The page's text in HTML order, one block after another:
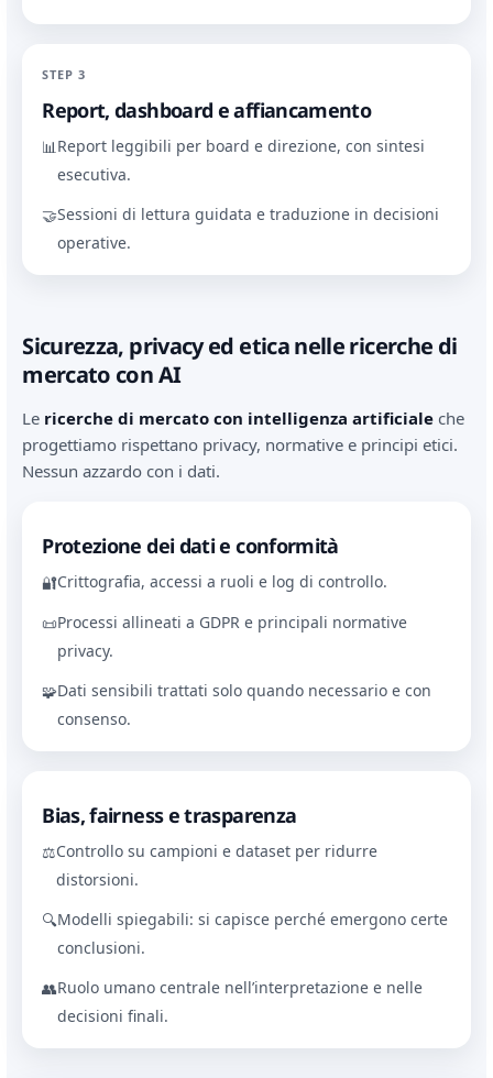
STEP 3
Report, dashboard e affiancamento
📊Report leggibili per board e direzione, con sintesi
esecutiva.
🤝Sessioni di lettura guidata e traduzione in decisioni
operative.
Sicurezza, privacy ed etica nelle ricerche di
mercato con AI
Le ricerche di mercato con intelligenza artificiale che
progettiamo rispettano privacy, normative e principi etici.
Nessun azzardo con i dati.
Protezione dei dati e conformità
🔐Crittografia, accessi a ruoli e log di controllo.
📜Processi allineati a GDPR e principali normative
privacy.
🧩Dati sensibili trattati solo quando necessario e con
consenso.
Bias, fairness e trasparenza
⚖️Controllo su campioni e dataset per ridurre
distorsioni.
🔍Modelli spiegabili: si capisce perché emergono certe
conclusioni.
👥Ruolo umano centrale nell’interpretazione e nelle
decisioni finali.